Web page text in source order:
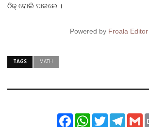
ଠିକ୍ ବୋଲି ପାଇଲେ ।
Powered by Froala Editor
TAGS MATH
FacebookWhatsApp
Twitter